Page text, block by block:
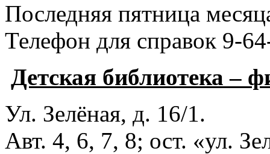
Последняя пятница
Телефон для справок 9-
Детская библиотека –
Ул. Зелёная, д. 16/1.
Авт. 4, 6, 7, 8; ост. «ул.